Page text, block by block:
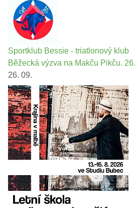
Sportklub Bessie - triatlonový klub
Běžecká výzva na Makču Pikču.
26. 09.